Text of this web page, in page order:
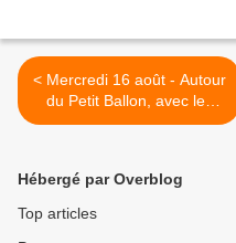
< Mercredi 16 août - Autour
du Petit Ballon, avec les
séniors
Hébergé par Overblog
Top articles